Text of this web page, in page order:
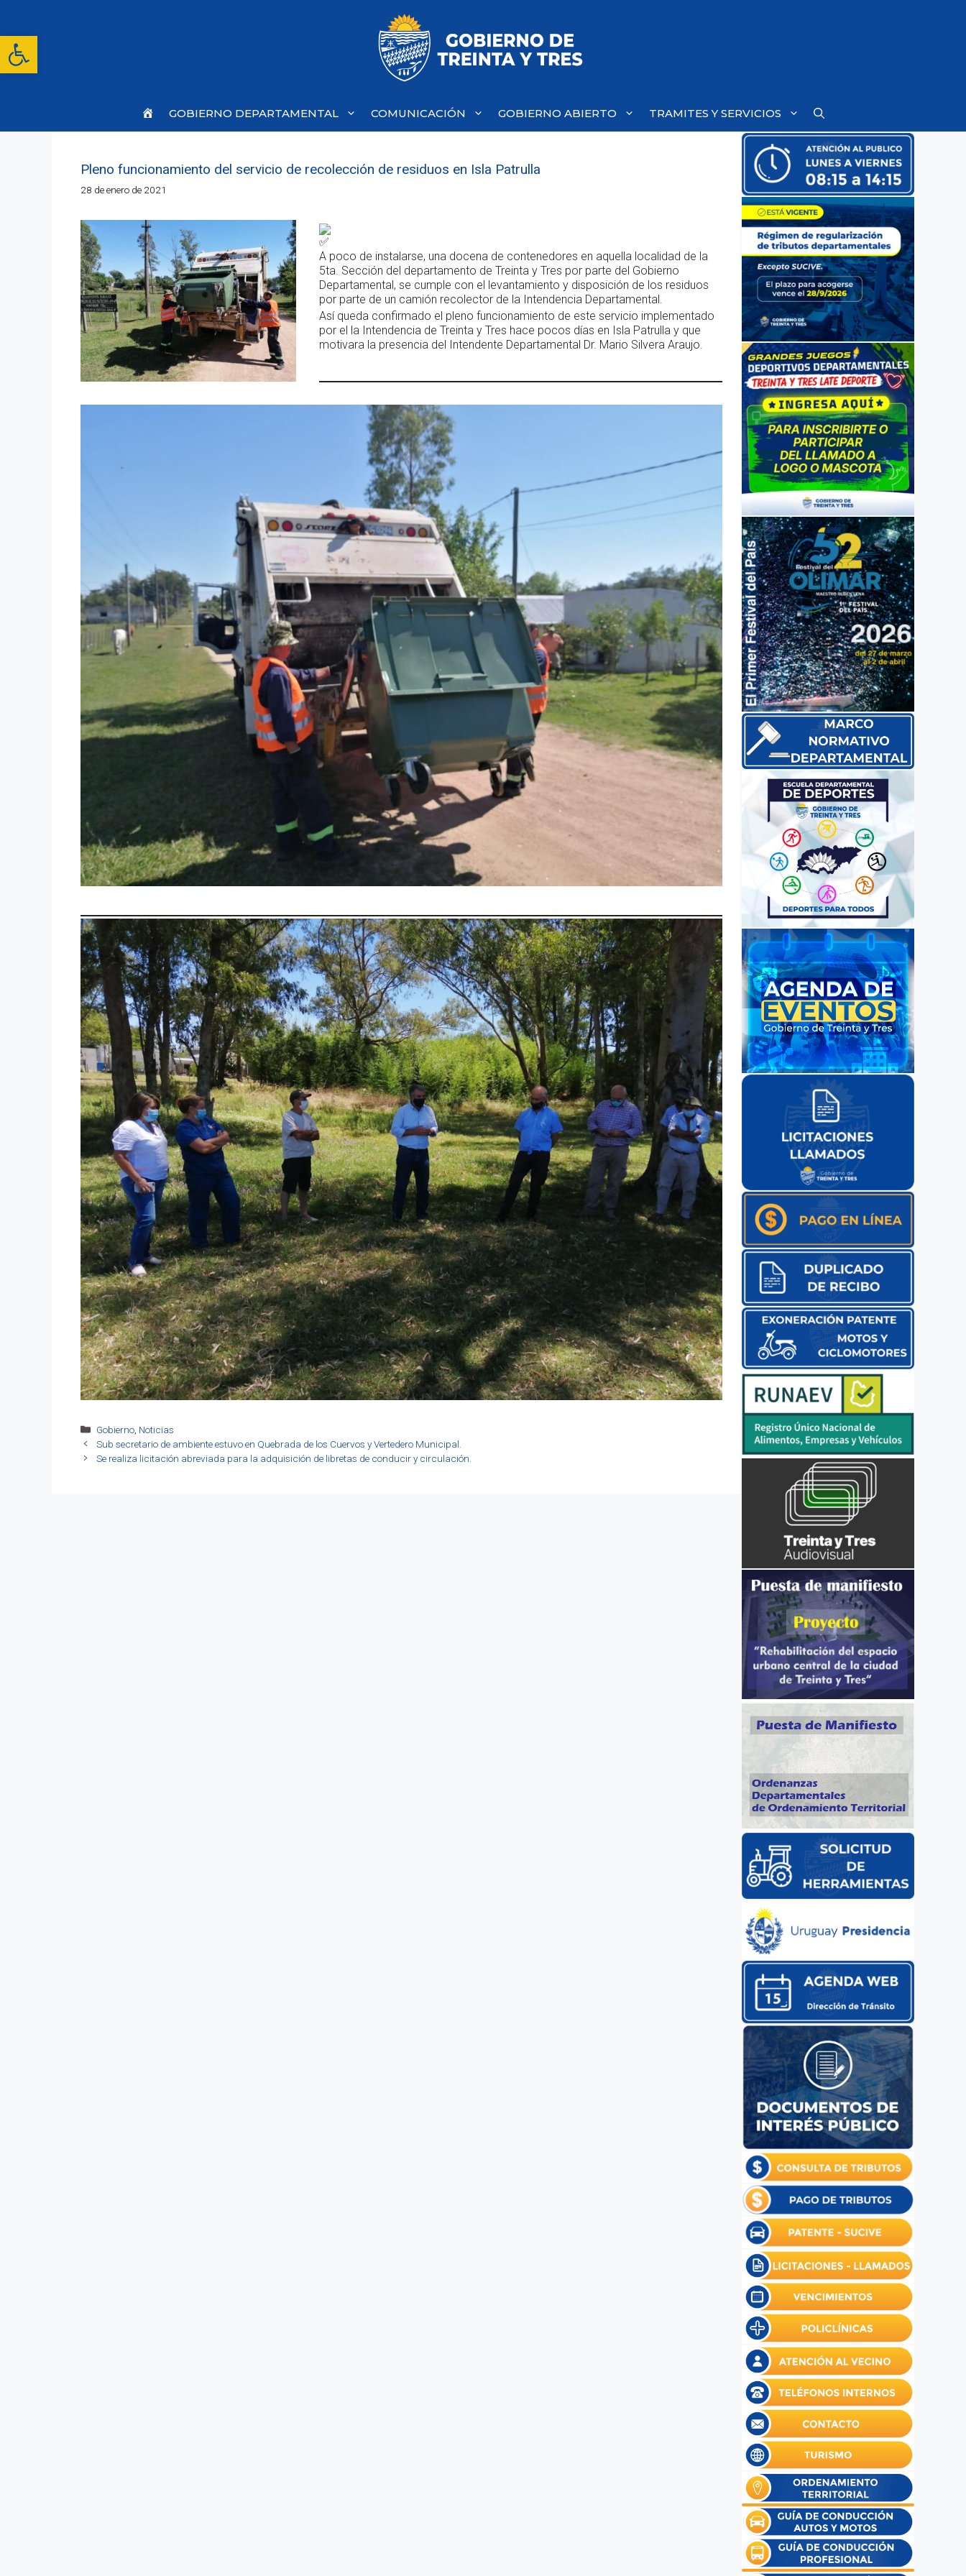
Abrir barra de herramientas
contenido
Inicio
GOBIERNO DEPARTAMENTAL COMUNICACIÓN GOBIERNO ABIERTO TRAMITES Y SERVICIOS
Pleno funcionamiento del servicio de recolección de residuos en Isla Patrulla
28 de enero de 2021
A poco de instalarse, una docena de contenedores en aquella localidad de la
5ta. Sección del departamento de Treinta y Tres por parte del Gobierno
Departamental, se cumple con el levantamiento y disposición de los residuos
por parte de un camión recolector de la Intendencia Departamental.
Así queda confirmado el pleno funcionamiento de este servicio implementado
por el la Intendencia de Treinta y Tres hace pocos días en Isla Patrulla y que
motivara la presencia del Intendente Departamental Dr. Mario Silvera Araujo.
Categorías
Gobierno, Noticias
Sub secretario de ambiente estuvo en Quebrada de los Cuervos y Vertedero Municipal.
Se realiza licitación abreviada para la adquisición de libretas de conducir y circulación.